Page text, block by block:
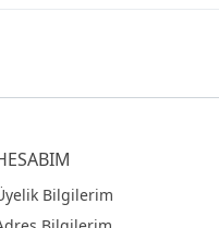
Bilgilerim